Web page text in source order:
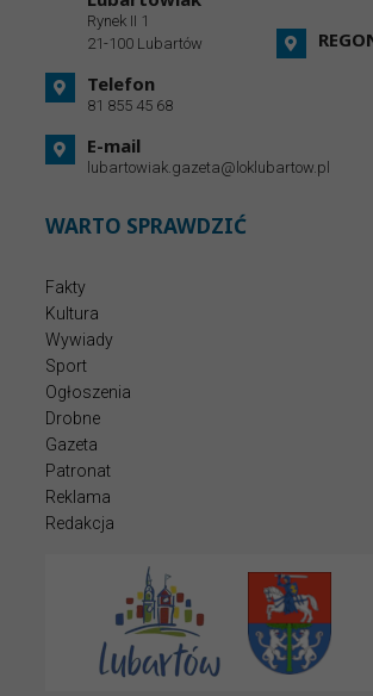
Rynek II 1
21-100 Lubartów
Telefon
81 855 45 68
E-mail
lubartowiak.gazeta@loklubartow.pl
WARTO SPRAWDZIĆ
Fakty
Kultura
Wywiady
Sport
Ogłoszenia
Drobne
Gazeta
Patronat
Reklama
Redakcja